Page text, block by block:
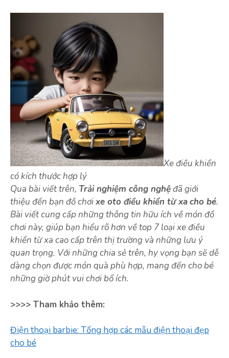
Xe điều khiển
có kích thước hợp lý
Qua bài viết trên, Trải nghiệm công nghệđã giới
thiệu đến bạn đồ chơixe oto điều khiển từ xacho bé.
Bài viết cung cấp những thông tin hữu ích về món đồ
chơi này, giúp bạn hiểu rõ hơn về top 7 loại xe điều
khiển từ xa cao cấp trên thị trường và những lưu ý
quan trọng. Với những chia sẻ trên, hy vọng bạn sẽ dễ
dàng chọn được món quà phù hợp, mang đến cho bé
những giờ phút vui chơi bổ ích.
>>>> Tham khảo thêm:
Điện thoại barbie: Tổng hợp các mẫu điện thoại đẹp
cho bé